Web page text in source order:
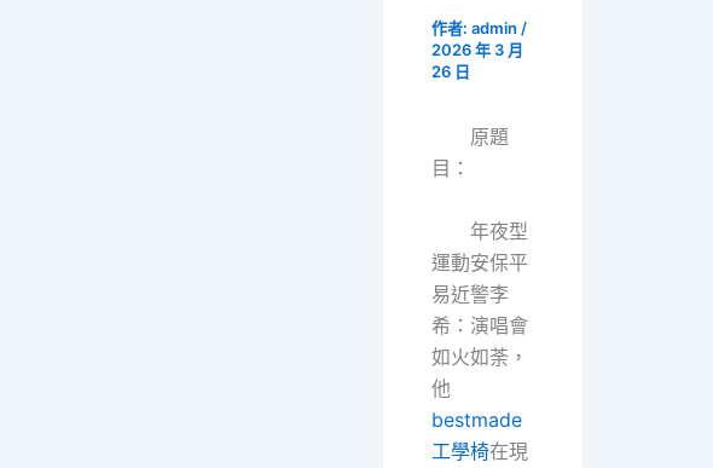
作者: admin /
2026 年 3 月
26 日
原題
目：
年夜型
運動安保平
易近警李
希：演唱會
如火如荼，
他
bestmade
工學椅在現